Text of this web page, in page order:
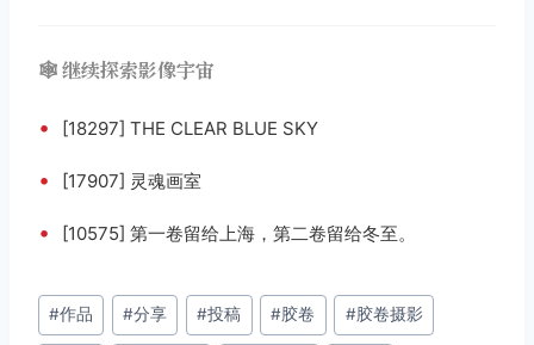
🕸️ 继续探索影像宇宙
• [18297] THE CLEAR BLUE SKY
• [17907] 灵魂画室
• [10575] 第一卷留给上海，第二卷留给冬至。
文
章
#作品 #分享 #投稿 #胶卷 #胶卷摄影